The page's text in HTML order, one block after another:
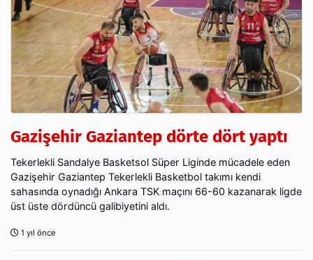
Gazişehir Gaziantep dörte dört yaptı
Tekerlekli Sandalye Basketsol Süper Liginde mücadele eden
Gazişehir Gaziantep Tekerlekli Basketbol takımı kendi
sahasında oynadığı Ankara TSK maçını 66-60 kazanarak ligde
üst üste dördüncü galibiyetini aldı.
1 yıl önce